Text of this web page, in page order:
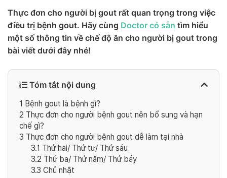
Thực đơn cho người bị gout rất quan trọng trong việc
điều trị bệnh gout. Hãy cùng Doctor có sẵn tìm hiểu
một số thông tin về chế độ ăn cho người bị gout trong
bài viết dưới đây nhé!
Tóm tắt nội dung
1 Bệnh gout là bệnh gì?
2 Thực đơn cho người bệnh gout nên bổ sung và hạn
chế gì?
3 Thực đơn cho người bệnh gout dễ làm tại nhà
3.1 Thứ hai/ Thứ tư/ Thứ sáu
3.2 Thứ ba/ Thứ năm/ Thứ bảy
3.3 Chủ nhật